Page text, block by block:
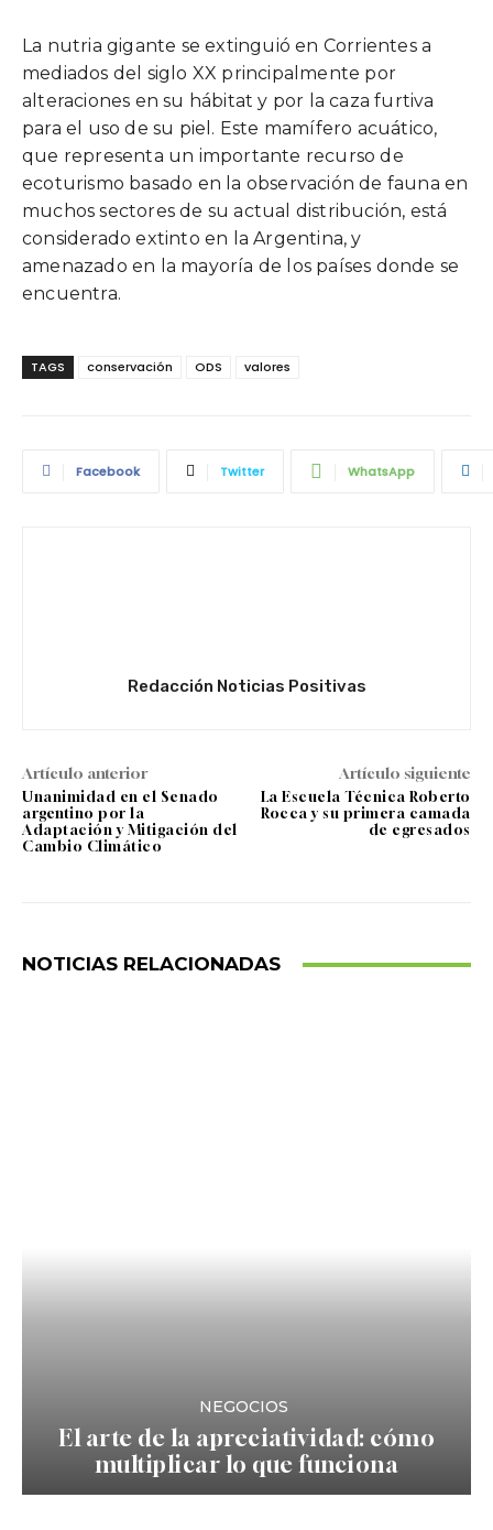
La nutria gigante se extinguió en Corrientes a
mediados del siglo XX principalmente por
alteraciones en su hábitat y por la caza furtiva
para el uso de su piel. Este mamífero acuático,
que representa un importante recurso de
ecoturismo basado en la observación de fauna en
muchos sectores de su actual distribución, está
considerado extinto en la Argentina, y
amenazado en la mayoría de los países donde se
encuentra.
TAGS conservación ODS valores
Facebook Twitter WhatsApp
Redacción Noticias Positivas
Artículo anterior
Unanimidad en el Senado
argentino por la
Adaptación y Mitigación del
Cambio Climático
Artículo siguiente
La Escuela Técnica Roberto
Rocca y su primera camada
de egresados
NOTICIAS RELACIONADAS
NEGOCIOS
El arte de la apreciatividad: cómo
multiplicar lo que funciona